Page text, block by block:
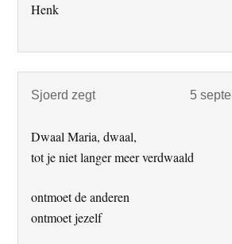
Henk
Sjoerd zegt
5
Dwaal Maria, dwaal,
tot je niet langer meer verdwaald
ontmoet de anderen
ontmoet jezelf